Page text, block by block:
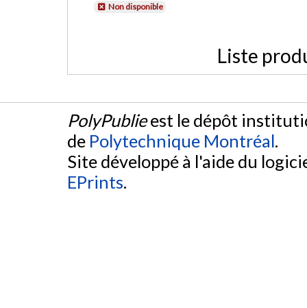
Non disponible
Liste
PolyPublieest le dépôt
de Polytechnique Montréal.
Site développé à l'aide du
EPrints.